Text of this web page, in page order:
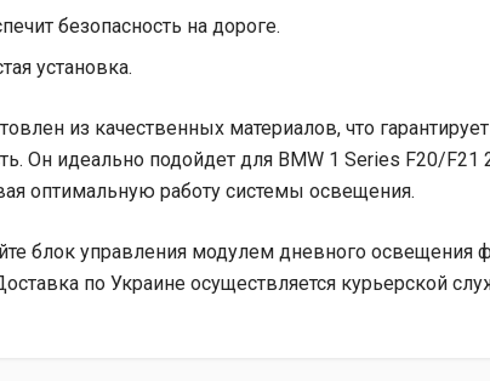
безопасность на дороге.
установка.
из качественных материалов, что
Он идеально подойдет для BMW 1 Series F20/F21
оптимальную работу системы освещения.
блок управления модулем дневного освещения
по Украине осуществляется курьерской